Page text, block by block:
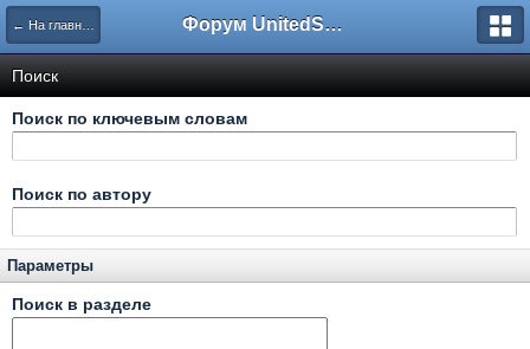
← На главную Форум UnitedSouth
Поиск
Поиск по ключевым словам
Поиск по автору
Параметры
Поиск в разделе